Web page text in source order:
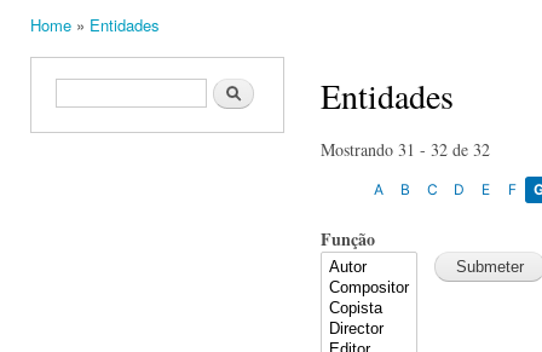
Home » Entidades
Search form Search Entidades
Mostrando 31 - 32 de 32
A B C D E F
Função